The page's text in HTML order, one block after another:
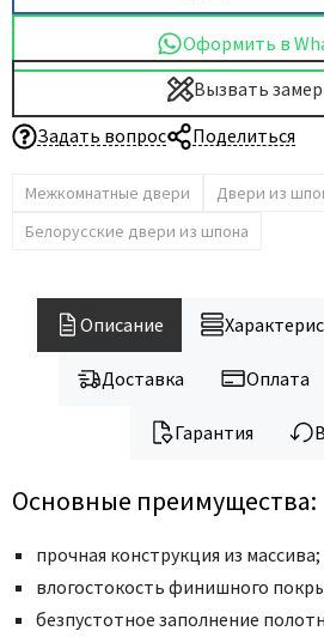
GlassTur
HSU
Kapelli
Krona Koblenz
Komfort Doors
LiGa
Line Doors
Lockstyle
Morelli
Ofram
Optima Porte
Oro - Oro
Оформить в
Вызвать
Задать вопрос
Поделиться
Межкомнатные двери
Двери из
Белорусские двери из шпона
Описание
Доставка Оплата
Гарантия
Основные преимущества:
прочная конструкция из массива;
влогостокость финишного
безпустотное заполнение